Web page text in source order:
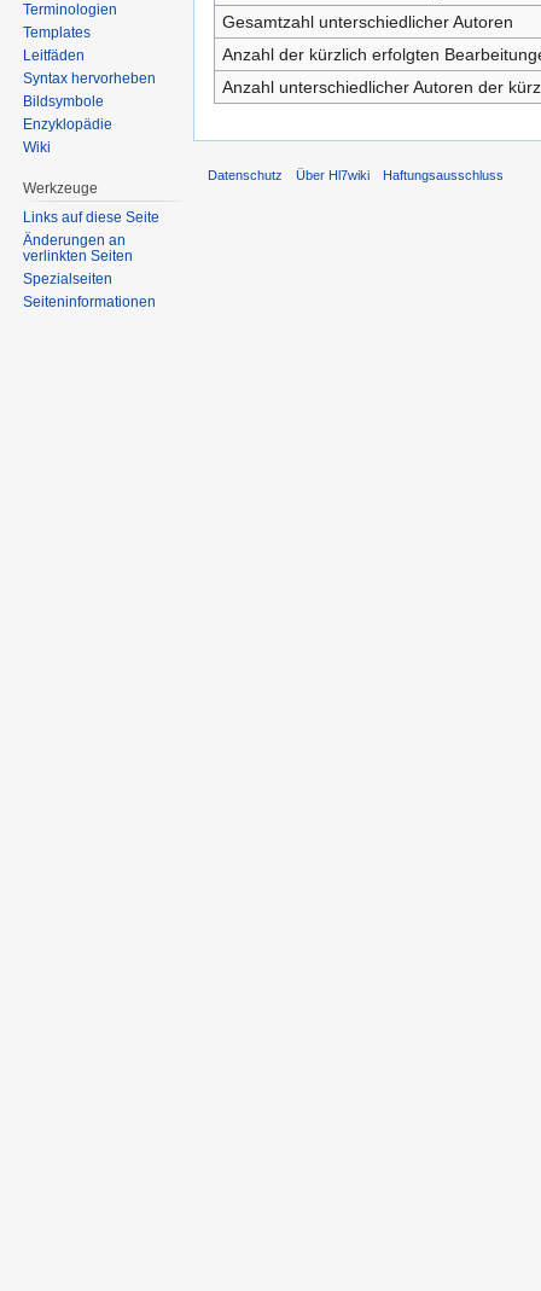
Gesamtzahl unterschiedlicher Autoren
Anzahl der kürzlich erfolgten
Anzahl unterschiedlicher Autoren der
Terminologien
Templates
Leitfäden
Syntax hervorheben
Bildsymbole
Enzyklopädie
Wiki
Werkzeuge
Links auf diese Seite
Änderungen an
verlinkten Seiten
Spezialseiten
Seiten­informationen
Datenschutz Über Hl7wiki Haftungsausschluss